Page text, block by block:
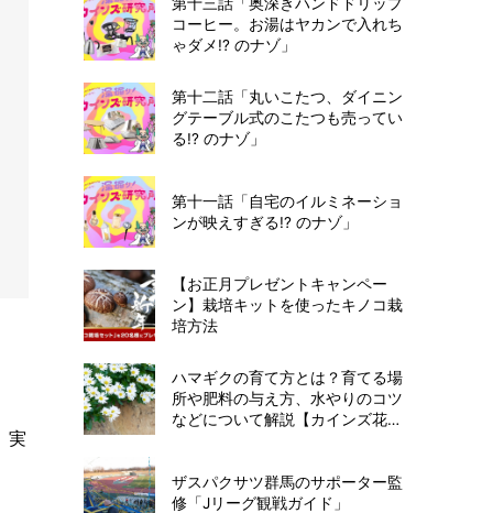
実
コーヒー。お湯はヤカンで入れち
ゃダメ!? のナゾ」
第十二話「丸いこたつ、ダイニン
グテーブル式のこたつも売ってい
る!? のナゾ」
第十一話「自宅のイルミネーショ
ンが映えすぎる!? のナゾ」
【お正月プレゼントキャンペー
ン】栽培キットを使ったキノコ栽
培方法
ハマギクの育て方とは？育てる場
所や肥料の与え方、水やりのコツ
などについて解説【カインズ花図
ザスパクサツ群馬のサポーター監
修「Jリーグ観戦ガイド」